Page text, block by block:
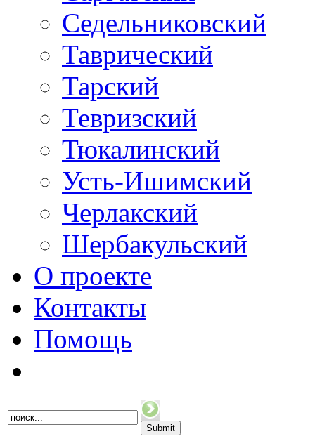
Седельниковский
Таврический
Тарский
Тевризский
Тюкалинский
Усть-Ишимский
Черлакский
Шербакульский
О проекте
Контакты
Помощь